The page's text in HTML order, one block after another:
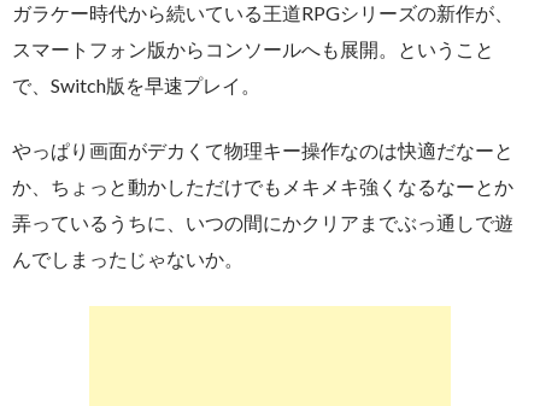
ガラケー時代から続いている王道RPGシリーズの新作が、
スマートフォン版からコンソールへも展開。ということ
で、Switch版を早速プレイ。
やっぱり画面がデカくて物理キー操作なのは快適だなーと
か、ちょっと動かしただけでもメキメキ強くなるなーとか
弄っているうちに、いつの間にかクリアまでぶっ通しで遊
んでしまったじゃないか。